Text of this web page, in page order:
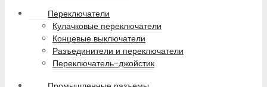
Переключатели
Кулачковые переключатели
Концевые выключатели
Разъединители и переключатели
Переключатель-джойстик